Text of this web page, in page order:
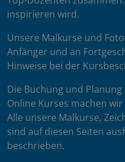
inspirieren wird.
Unsere Malkurse und
Anfänger und an
Hinweise bei der
Die Buchung und
Online Kurses machen
Alle unsere Malkurse,
sind auf diesen Seiten
beschrieben.